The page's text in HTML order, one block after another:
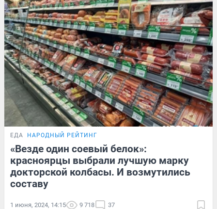
ЕДА НАРОДНЫЙ РЕЙТИНГ
«Везде один соевый белок»:
красноярцы выбрали лучшую марку
докторской колбасы. И возмутились
составу
1 июня, 2024, 14:15 9 718 37